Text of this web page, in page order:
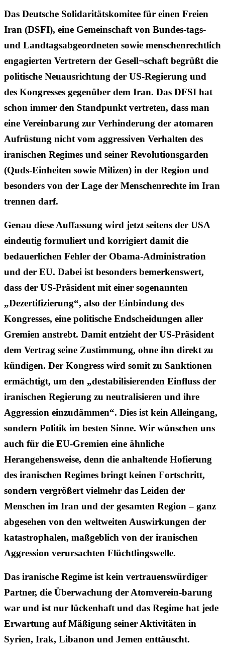
Das Deutsche Solidaritätskomitee für einen Freien
Iran (DSFI), eine Gemeinschaft von Bundes-tags-
und Landtagsabgeordneten sowie menschenrechtlich
engagierten Vertretern der Gesell¬schaft begrüßt die
politische Neuausrichtung der US-Regierung und
des Kongresses gegenüber dem Iran. Das DFSI hat
schon immer den Standpunkt vertreten, dass man
eine Vereinbarung zur Verhinderung der atomaren
Aufrüstung nicht vom aggressiven Verhalten des
iranischen Regimes und seiner Revolutionsgarden
(Quds-Einheiten sowie Milizen) in der Region und
besonders von der Lage der Menschenrechte im Iran
trennen darf.
Genau diese Auffassung wird jetzt seitens der USA
eindeutig formuliert und korrigiert damit die
bedauerlichen Fehler der Obama-Administration
und der EU. Dabei ist besonders bemerkenswert,
dass der US-Präsident mit einer sogenannten
„Dezertifizierung“, also der Einbindung des
Kongresses, eine politische Endscheidungen aller
Gremien anstrebt. Damit entzieht der US-Präsident
dem Vertrag seine Zustimmung, ohne ihn direkt zu
kündigen. Der Kongress wird somit zu Sanktionen
ermächtigt, um den „destabilisierenden Einfluss der
iranischen Regierung zu neutralisieren und ihre
Aggression einzudämmen“. Dies ist kein Alleingang,
sondern Politik im besten Sinne. Wir wünschen uns
auch für die EU-Gremien eine ähnliche
Herangehensweise, denn die anhaltende Hofierung
des iranischen Regimes bringt keinen Fortschritt,
sondern vergrößert vielmehr das Leiden der
Menschen im Iran und der gesamten Region – ganz
abgesehen von den weltweiten Auswirkungen der
katastrophalen, maßgeblich von der iranischen
Aggression verursachten Flüchtlingswelle.
Das iranische Regime ist kein vertrauenswürdiger
Partner, die Überwachung der Atomverein-barung
war und ist nur lückenhaft und das Regime hat jede
Erwartung auf Mäßigung seiner Aktivitäten in
Syrien, Irak, Libanon und Jemen enttäuscht.